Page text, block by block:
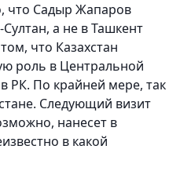
что Садыр Жапаров
а не в Ташкент
что Казахстан
роль в Центральной
РК. По крайней мере, так
Следующий визит
нанесет в
в какой